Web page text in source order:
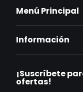
Menú Principal
Información
¡Suscríbete
ofertas!